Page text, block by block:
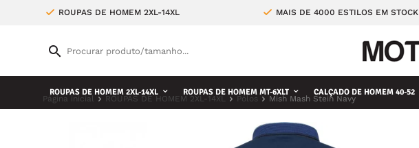
ROUPAS DE HOMEM 2XL-14XL MAIS DE 4000 ESTILOS EM STOCK
ROUPAS DE HOMEM 2XL-14XL ROUPAS DE HOMEM MT-6XLT CALÇADO DE HOMEM 40-52
Página inicial ROUPAS DE HOMEM 2XL-14XL Pólos Mish Mash Stein Navy